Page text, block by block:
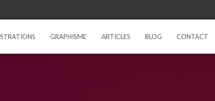
GRAPHISME ARTICLES BLOG CONTACT